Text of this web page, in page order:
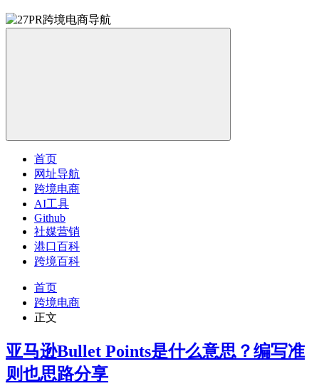
首页
网址导航
跨境电商
AI工具
Github
社媒营销
港口百科
跨境百科
首页
跨境电商
正文
亚马逊Bullet Points是什么意思？编写准
则也思路分享